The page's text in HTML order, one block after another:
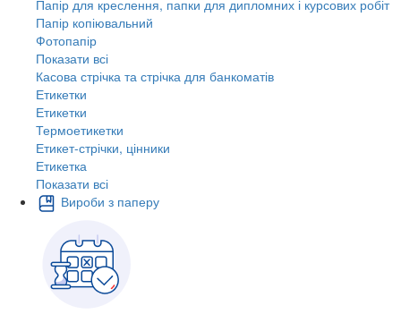
Папір для креслення, папки для дипломних і курсових робіт
Папір копіювальний
Фотопапір
Показати всі
Касова стрічка та стрічка для банкоматів
Етикетки
Етикетки
Термоетикетки
Етикет-стрічки, цінники
Етикетка
Показати всі
Вироби з паперу